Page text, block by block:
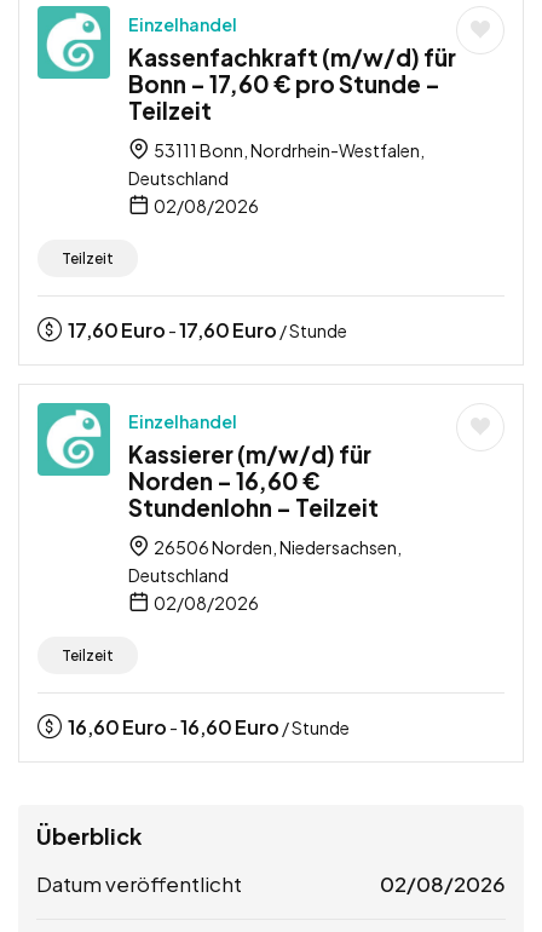
Einzelhandel
Kassenfachkraft (m/w/d) für
Bonn – 17,60 € pro Stunde –
Teilzeit
53111 Bonn, Nordrhein-Westfalen,
Deutschland
02/08/2026
Teilzeit
17,60Euro -17,60Euro / Stunde
Einzelhandel
Kassierer (m/w/d) für
Norden – 16,60 €
Stundenlohn – Teilzeit
26506 Norden, Niedersachsen,
Deutschland
02/08/2026
Teilzeit
16,60Euro -16,60Euro / Stunde
Überblick
Datum veröffentlicht 02/08/2026